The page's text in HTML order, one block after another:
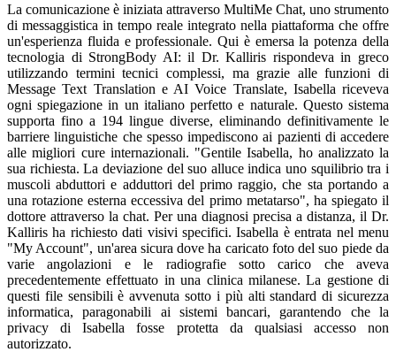
La comunicazione è iniziata attraverso MultiMe Chat, uno strumento
di messaggistica in tempo reale integrato nella piattaforma che offre
un'esperienza fluida e professionale. Qui è emersa la potenza della
tecnologia di StrongBody AI: il Dr. Kalliris rispondeva in greco
utilizzando termini tecnici complessi, ma grazie alle funzioni di
Message Text Translation e AI Voice Translate, Isabella riceveva
ogni spiegazione in un italiano perfetto e naturale. Questo sistema
supporta fino a 194 lingue diverse, eliminando definitivamente le
barriere linguistiche che spesso impediscono ai pazienti di accedere
alle migliori cure internazionali. "Gentile Isabella, ho analizzato la
sua richiesta. La deviazione del suo alluce indica uno squilibrio tra i
muscoli abduttori e adduttori del primo raggio, che sta portando a
una rotazione esterna eccessiva del primo metatarso", ha spiegato il
dottore attraverso la chat. Per una diagnosi precisa a distanza, il Dr.
Kalliris ha richiesto dati visivi specifici. Isabella è entrata nel menu
"My Account", un'area sicura dove ha caricato foto del suo piede da
varie angolazioni e le radiografie sotto carico che aveva
precedentemente effettuato in una clinica milanese. La gestione di
questi file sensibili è avvenuta sotto i più alti standard di sicurezza
informatica, paragonabili ai sistemi bancari, garantendo che la
privacy di Isabella fosse protetta da qualsiasi accesso non
autorizzato.